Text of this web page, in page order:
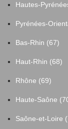
Hautes-
Pyrénées-
Bas-Rhin (67)
Haut-Rhin (68)
Rhône (69)
Haute-Saône
Saône-et-Loire